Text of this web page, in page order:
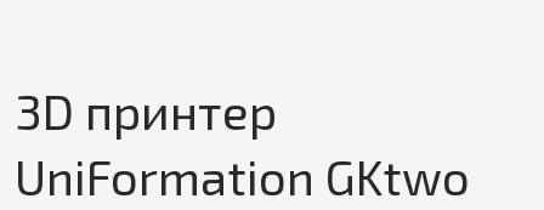
3D принтер
UniFormation GKtwo